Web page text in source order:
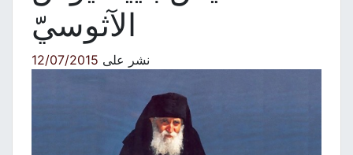
الآثوسيّ
نشر على12/07/2015